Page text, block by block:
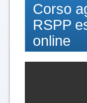
Corso
RSPP
online